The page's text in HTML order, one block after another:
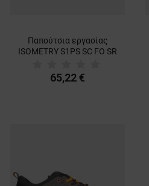
Παπούτσια εργασίας
ISOMETRY S1PS SC FO SR
65,22 €